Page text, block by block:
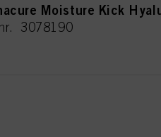
Moisture Kick
nr. 3078190